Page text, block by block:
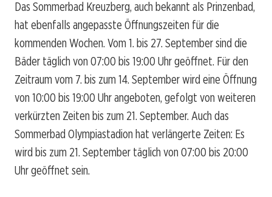
Das Sommerbad Kreuzberg, auch bekannt als Prinzenbad,
hat ebenfalls angepasste Öffnungszeiten für die
kommenden Wochen. Vom 1. bis 27. September sind die
Bäder täglich von 07:00 bis 19:00 Uhr geöffnet. Für den
Zeitraum vom 7. bis zum 14. September wird eine Öffnung
von 10:00 bis 19:00 Uhr angeboten, gefolgt von weiteren
verkürzten Zeiten bis zum 21. September. Auch das
Sommerbad Olympiastadion hat verlängerte Zeiten: Es
wird bis zum 21. September täglich von 07:00 bis 20:00
Uhr geöffnet sein.